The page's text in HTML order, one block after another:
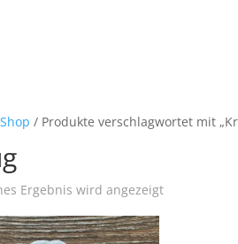
Shop / Produkte verschlagwortet mit
Ergebnis wird angezeigt